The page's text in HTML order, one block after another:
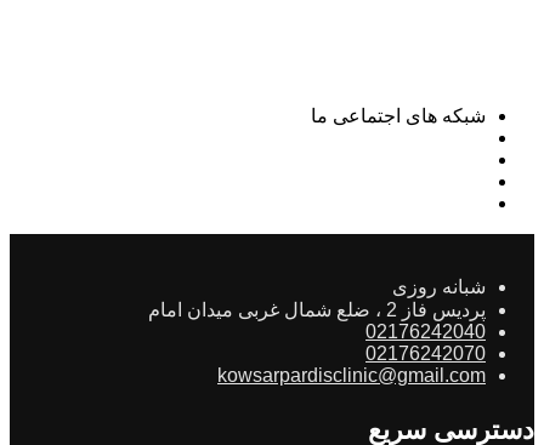
شبکه های اجتماعی ما
شبانه روزی
پردیس فاز 2 ، ضلع شمال غربی میدان امام
02176242040
02176242070
kowsarpardisclinic@gmail.com
دسترسی سریع